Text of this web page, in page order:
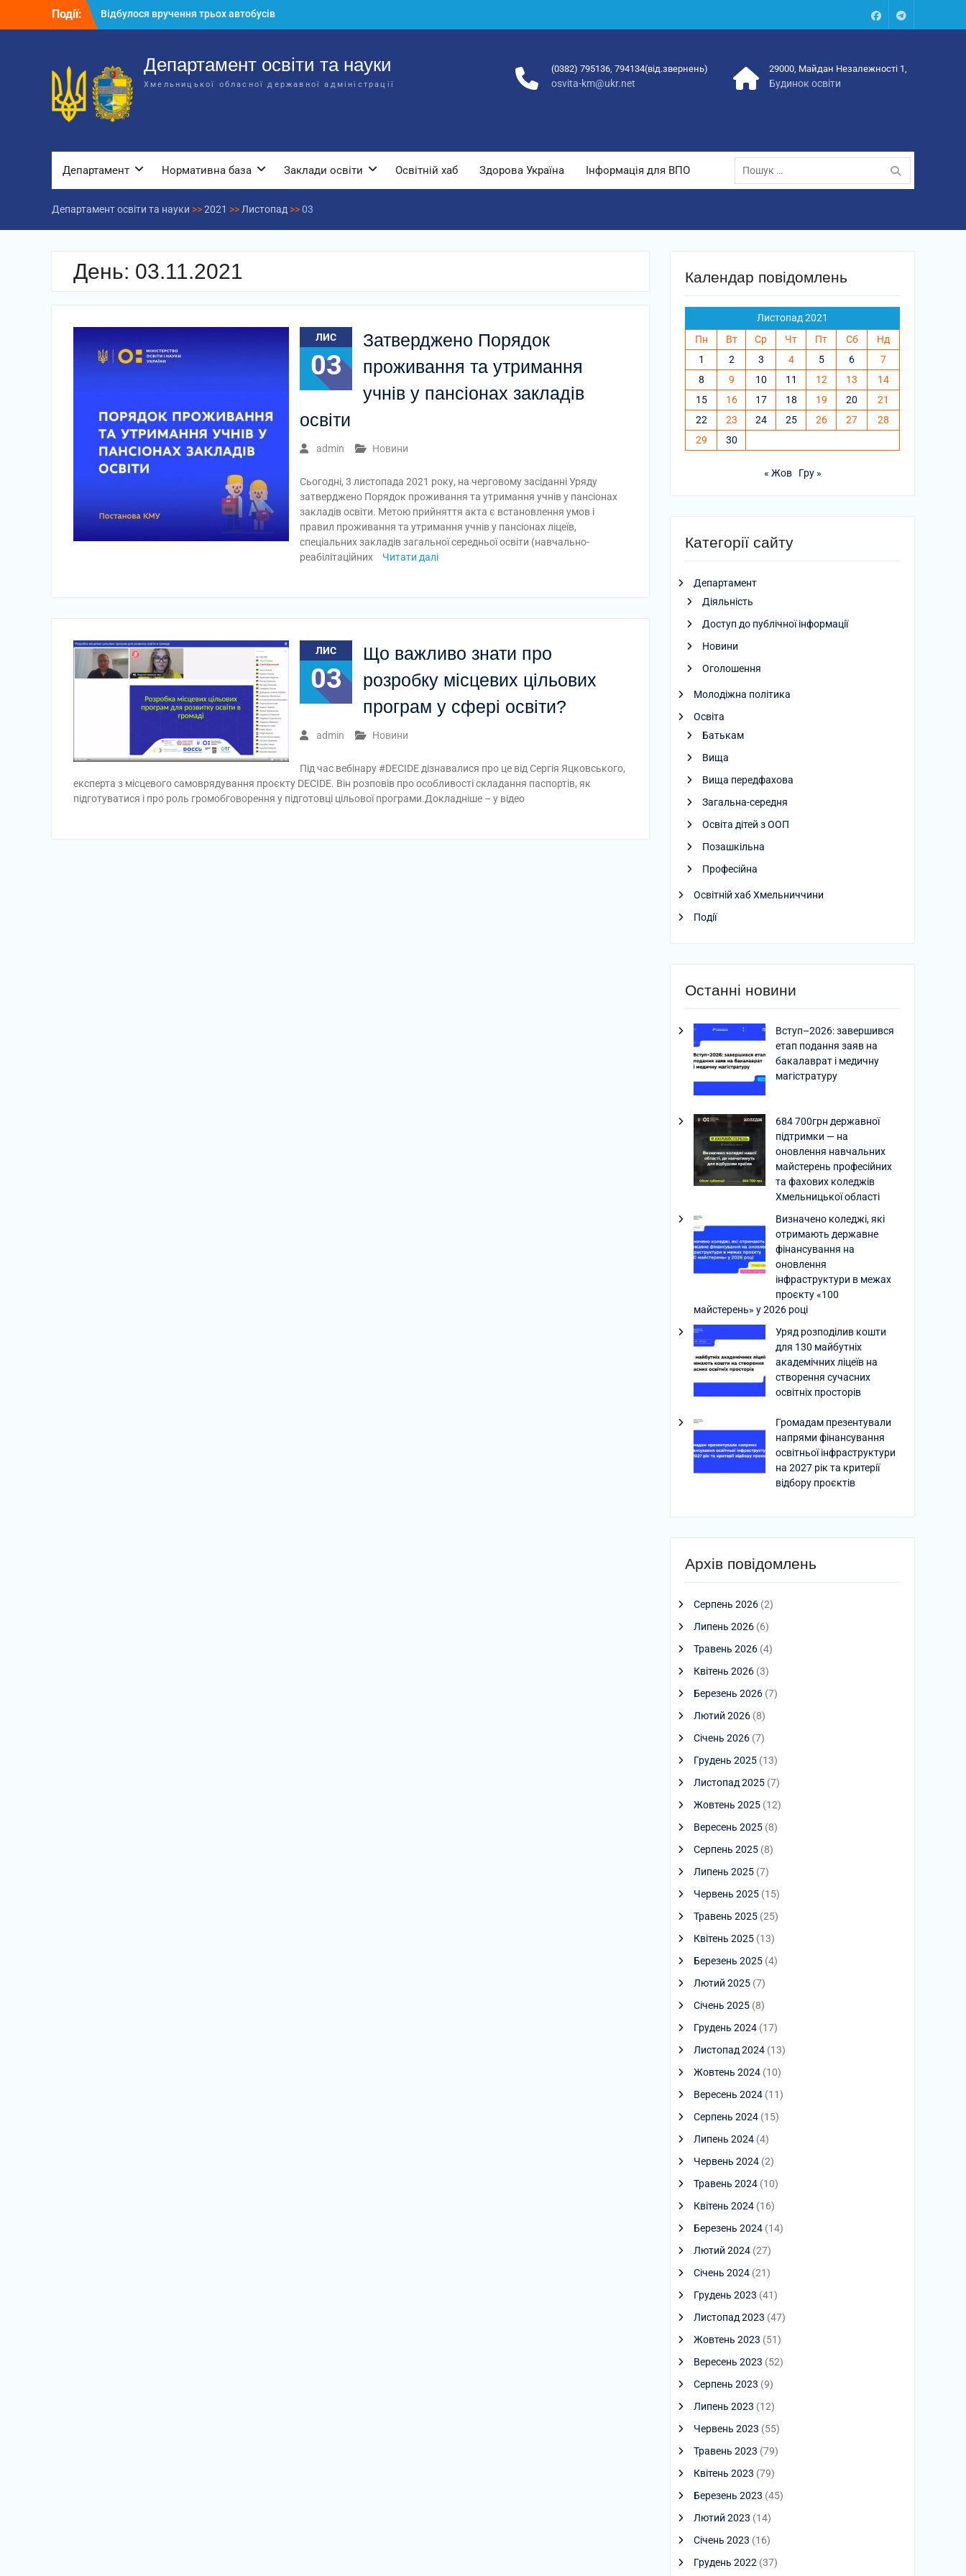
Події:
Відбулося вручення трьох автобусів
для потреб закладів освіти
Департаменту освіти та науки обласної
державної адміністрації
Відбулась обласна нарада для
відповідальних за національно-
патріотичне виховання
FacebookTalegram
Департамент освіти та науки
Хмельницької обласної державної адміністрації
(0382) 795136, 794134(від.звернень)
osvita-km@ukr.net
29000, Майдан Незалежності 1,
Будинок освіти
Департамент Нормативна база Заклади освіти Освітній хаб Здорова Україна Інформація для ВПО
Пошук:
Департамент освіти та науки >>2021 >> Листопад >>03
День: 03.11.2021
ЛИС
03
Затверджено Порядок
проживання та утримання
учнів у пансіонах закладів
освіти
admin Новини
Сьогодні, 3 листопада 2021 року, на черговому засіданні Уряду
затверджено Порядок проживання та утримання учнів у пансіонах
закладів освіти. Метою прийняття акта є встановлення умов і
правил проживання та утримання учнів у пансіонах ліцеїв,
спеціальних закладів загальної середньої освіти (навчально-
реабілітаційних
Читати далі
ЛИС
03
Що важливо знати про
розробку місцевих цільових
програм у сфері освіти?
admin Новини
Під час вебінару #DECIDE дізнавалися про це від Сергія Яцковського,
експерта з місцевого самоврядування проєкту DECIDE. Він розповів про особливості складання паспортів, як
підготуватися і про роль громобговорення у підготовці цільової програми.Докладніше – у відео
Календар повідомлень
Листопад 2021
Пн
Вт Ср Чт Пт Сб
Нд
1
2 3 4 5 6
7
8
9 10 11 12 13
14
15
16 17 18 19 20
21
22
23 24 25 26 27
28
29
30
« Жов Гру »
Категорії сайту
Департамент
Діяльність
Доступ до публічної інформації
Новини
Оголошення
Молодіжна політика
Освіта
Батькам
Вища
Вища передфахова
Загальна-середня
Освіта дітей з ООП
Позашкільна
Професійна
Освітній хаб Хмельниччини
Події
Останні новини
Вступ–2026: завершився
етап подання заяв на
бакалаврат і медичну
магістратуру
684 700грн державної
підтримки — на
оновлення навчальних
майстерень професійних
та фахових коледжів
Хмельницької області
Визначено коледжі, які
отримають державне
фінансування на
оновлення
інфраструктури в межах
проєкту «100
майстерень» у 2026 році
Уряд розподілив кошти
для 130 майбутніх
академічних ліцеїв на
створення сучасних
освітніх просторів
Громадам презентували
напрями фінансування
освітньої інфраструктури
на 2027 рік та критерії
відбору проєктів
Архів повідомлень
Серпень 2026 (2)
Липень 2026 (6)
Травень 2026 (4)
Квітень 2026 (3)
Березень 2026 (7)
Лютий 2026 (8)
Січень 2026 (7)
Грудень 2025 (13)
Листопад 2025 (7)
Жовтень 2025 (12)
Вересень 2025 (8)
Серпень 2025 (8)
Липень 2025 (7)
Червень 2025 (15)
Травень 2025 (25)
Квітень 2025 (13)
Березень 2025 (4)
Лютий 2025 (7)
Січень 2025 (8)
Грудень 2024 (17)
Листопад 2024 (13)
Жовтень 2024 (10)
Вересень 2024 (11)
Серпень 2024 (15)
Липень 2024 (4)
Червень 2024 (2)
Травень 2024 (10)
Квітень 2024 (16)
Березень 2024 (14)
Лютий 2024 (27)
Січень 2024 (21)
Грудень 2023 (41)
Листопад 2023 (47)
Жовтень 2023 (51)
Вересень 2023 (52)
Серпень 2023 (9)
Липень 2023 (12)
Червень 2023 (55)
Травень 2023 (79)
Квітень 2023 (79)
Березень 2023 (45)
Лютий 2023 (14)
Січень 2023 (16)
Грудень 2022 (37)